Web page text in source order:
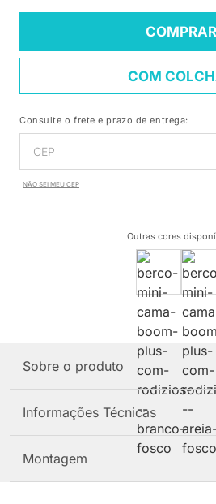
COMPRAR
COM
Consulte o frete e prazo de entrega:
NÃO SEI MEU CEP
Outras cores
Sobre o produto
Informações Técnicas
Montagem